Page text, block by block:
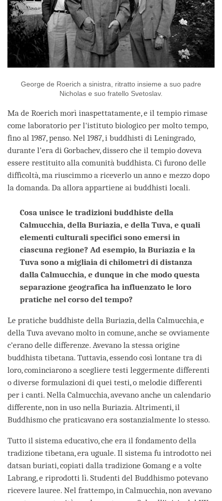
George de Roerich a sinistra, ritratto insieme a suo padre
Nicholas e suo fratello Svetoslav.
Ma de Roerich morì inaspettatamente, e il tempio rimase
come laboratorio per l'istituto biologico per molto tempo,
fino al 1987, penso. Nel 1987, i buddhisti di Leningrado,
durante l’era di Gorbachev, dissero che il tempio doveva
essere restituito alla comunità buddhista. Ci furono delle
difficoltà, ma riuscimmo a riceverlo un anno e mezzo dopo
la domanda. Da allora appartiene ai buddhisti locali.
Cosa unisce le tradizioni buddhiste della
Calmucchia, della Buriazia, e della Tuva, e quali
elementi culturali specifici sono emersi in
ciascuna regione? Ad esempio, la Buriazia e la
Tuva sono a migliaia di chilometri di distanza
dalla Calmucchia, e dunque in che modo questa
separazione geografica ha influenzato le loro
pratiche nel corso del tempo?
Le pratiche buddhiste della Buriazia, della Calmucchia, e
della Tuva avevano molto in comune, anche se ovviamente
c’erano delle differenze. Avevano la stessa origine
buddhista tibetana. Tuttavia, essendo così lontane tra di
loro, cominciarono a scegliere testi leggermente differenti
o diverse formulazioni di quei testi, o melodie differenti
per i canti. Nella Calmucchia, avevano anche un calendario
differente, non in uso nella Buriazia. Altrimenti, il
Buddhismo che praticavano era sostanzialmente lo stesso.
Tutto il sistema educativo, che era il fondamento della
tradizione tibetana, era uguale. Il sistema fu introdotto nei
datsan buriati, copiati dalla tradizione Gomang e a volte
Labrang, e riprodotti lì. Studenti del Buddhismo potevano
ricevere lauree. Nel frattempo, in Calmucchia, non avevano